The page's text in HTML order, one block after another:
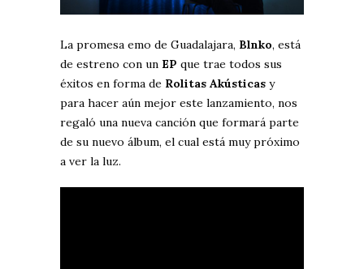
La promesa emo de Guadalajara, Blnko, está
de estreno con un EP que trae todos sus
éxitos en forma de Rolitas Akústicas y
para hacer aún mejor este lanzamiento, nos
regaló una nueva canción que formará parte
de su nuevo álbum, el cual está muy próximo
a ver la luz.